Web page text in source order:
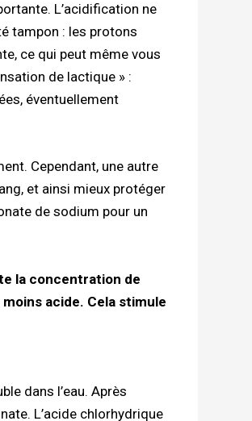
L’acidification ne
tampon : les protons
ce qui peut même vous
de lactique » :
éventuellement
Cependant, une autre
et ainsi mieux protéger
de sodium pour un
la concentration de
acide. Cela stimule
dans l’eau. Après
L’acide chlorhydrique